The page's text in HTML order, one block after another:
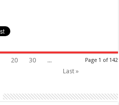
Page 1 of 142
20 30
...
Last »